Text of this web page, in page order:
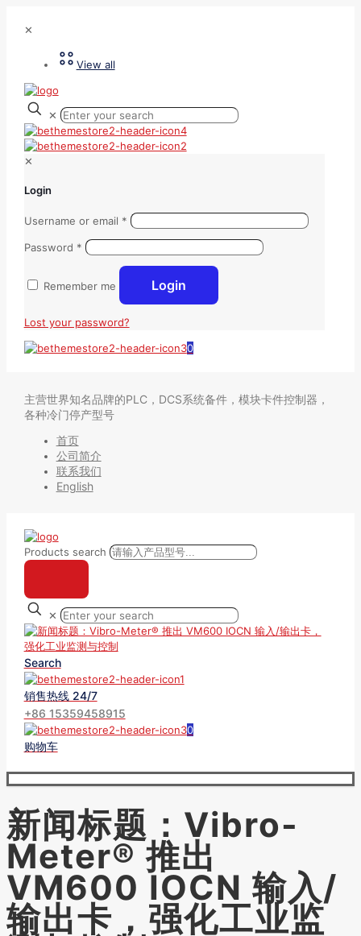
✕
View all
✕
✕
Login
Username or email *
Password *
Remember me Login
Lost your password?
0
主营世界知名品牌的PLC，DCS系统备件，模块卡件控制器，
各种冷门停产型号
首页
公司简介
联系我们
English
Products search
✕
Search
销售热线 24/7
+86 15359458915
0
购物车
新闻标题：Vibro-
Meter® 推出
VM600 IOCN 输入/
输出卡，强化工业监